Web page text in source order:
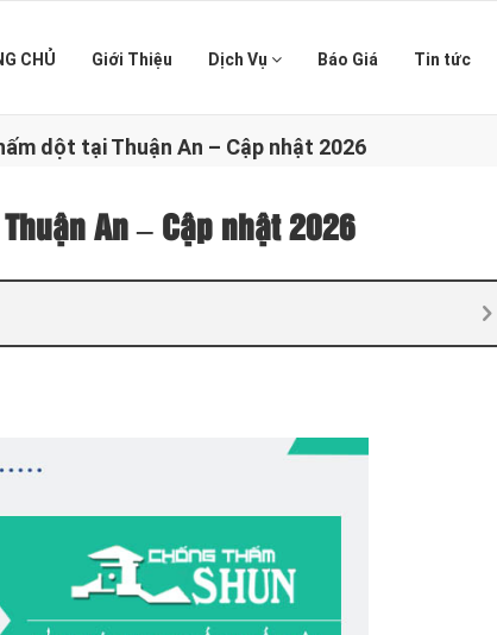
CHỦ Giới Thiệu Dịch Vụ Báo Giá Tin tức
dột tại Thuận An – Cập nhật 2026
An – Cập nhật 2026